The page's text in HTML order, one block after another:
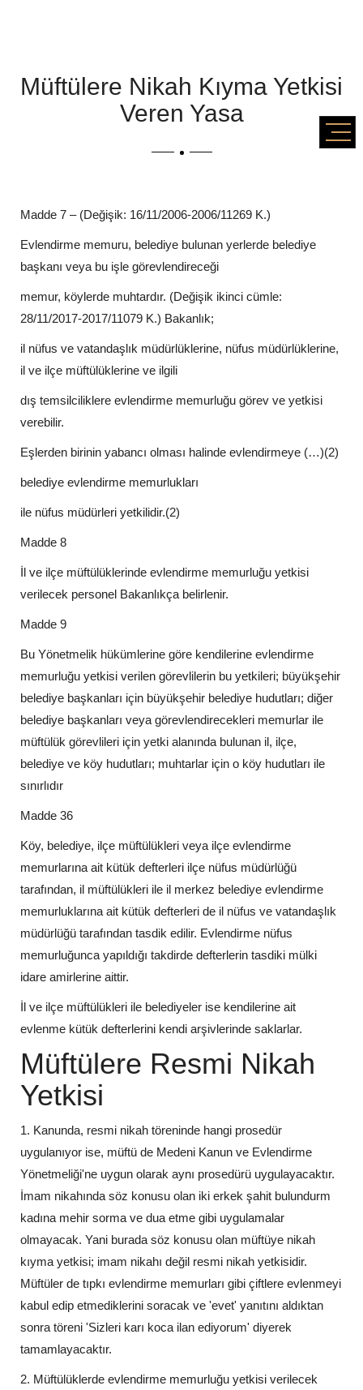
Müftülere Nikah Kıyma Yetkisi
Veren Yasa
Madde 7 – (Değişik: 16/11/2006-2006/11269 K.)
Evlendirme memuru, belediye bulunan yerlerde belediye
başkanı veya bu işle görevlendireceği
memur, köylerde muhtardır. (Değişik ikinci cümle:
28/11/2017-2017/11079 K.) Bakanlık;
il nüfus ve vatandaşlık müdürlüklerine, nüfus müdürlüklerine,
il ve ilçe müftülüklerine ve ilgili
dış temsilciliklere evlendirme memurluğu görev ve yetkisi
verebilir.
Eşlerden birinin yabancı olması halinde evlendirmeye (…)(2)
belediye evlendirme memurlukları
ile nüfus müdürleri yetkilidir.(2)
Madde 8
İl ve ilçe müftülüklerinde evlendirme memurluğu yetkisi
verilecek personel Bakanlıkça belirlenir.
Madde 9
Bu Yönetmelik hükümlerine göre kendilerine evlendirme
memurluğu yetkisi verilen görevlilerin bu yetkileri; büyükşehir
belediye başkanları için büyükşehir belediye hudutları; diğer
belediye başkanları veya görevlendirecekleri memurlar ile
müftülük görevlileri için yetki alanında bulunan il, ilçe,
belediye ve köy hudutları; muhtarlar için o köy hudutları ile
sınırlıdır
Madde 36
Köy, belediye, ilçe müftülükleri veya ilçe evlendirme
memurlarına ait kütük defterleri ilçe nüfus müdürlüğü
tarafından, il müftülükleri ile il merkez belediye evlendirme
memurluklarına ait kütük defterleri de il nüfus ve vatandaşlık
müdürlüğü tarafından tasdik edilir. Evlendirme nüfus
memurluğunca yapıldığı takdirde defterlerin tasdiki mülki
idare amirlerine aittir.
İl ve ilçe müftülükleri ile belediyeler ise kendilerine ait
evlenme kütük defterlerini kendi arşivlerinde saklarlar.
Müftülere Resmi Nikah
Yetkisi
1. Kanunda, resmi nikah töreninde hangi prosedür
uygulanıyor ise, müftü de Medeni Kanun ve Evlendirme
Yönetmeliği'ne uygun olarak aynı prosedürü uygulayacaktır.
İmam nikahında söz konusu olan iki erkek şahit bulundurm
kadına mehir sorma ve dua etme gibi uygulamalar
olmayacak. Yani burada söz konusu olan müftüye nikah
kıyma yetkisi; imam nikahı değil resmi nikah yetkisidir.
Müftüler de tıpkı evlendirme memurları gibi çiftlere evlenmeyi
kabul edip etmediklerini soracak ve 'evet' yanıtını aldıktan
sonra töreni 'Sizleri karı koca ilan ediyorum' diyerek
tamamlayacaktır.
2. Müftülüklerde evlendirme memurluğu yetkisi verilecek